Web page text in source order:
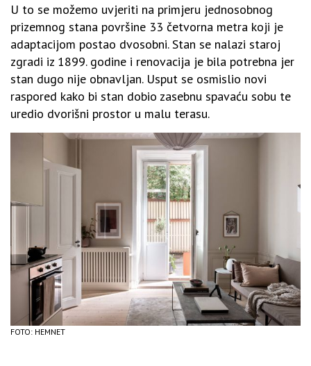
U to se možemo uvjeriti na primjeru jednosobnog
prizemnog stana površine 33 četvorna metra koji je
adaptacijom postao dvosobni. Stan se nalazi staroj
zgradi iz 1899. godine i renovacija je bila potrebna jer
stan dugo nije obnavljan. Usput se osmislio novi
raspored kako bi stan dobio zasebnu spavaću sobu te
uredio dvorišni prostor u malu terasu.
FOTO: HEMNET